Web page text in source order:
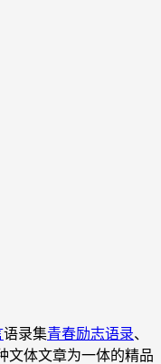
语录集青春励志语录、
文体文章为一体的精品